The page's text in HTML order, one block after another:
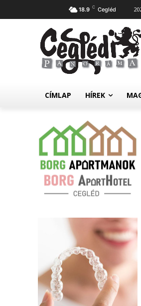
18.9 C Cegléd
CÍMLAP HÍREK